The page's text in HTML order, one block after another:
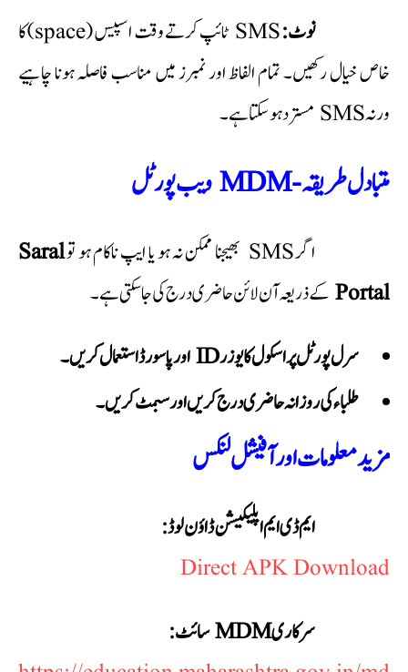
نوٹ:
SMS ٹائپ کرتے وقت اسپیس (space) کا
خاص خیال رکھیں۔ تمام الفاظ اور نمبرز میں مناسب فاصلہ ہونا چاہیے
ورنہ SMS مسترد ہو سکتا ہے۔
متبادل طریقہ - MDM ویب پورٹل
اگر SMS بھیجنا ممکن نہ ہو یا ایپ ناکام ہو تو
Saral
Portal کے ذریعہ آن لائن حاضری درج کی جا سکتی ہے۔
سرل پورٹل پر اسکول کا یوزر ID اور پاسورڈ استعمال کریں۔
طلباء کی روزانہ حاضری درج کریں اور سبمٹ کریں۔
مزید معلومات اور آفیشل لنکس
ایم ڈی ایم اپلیکیشن ڈاؤن لوڈ:
Direct APK Download
سرکاری MDM سائٹ: